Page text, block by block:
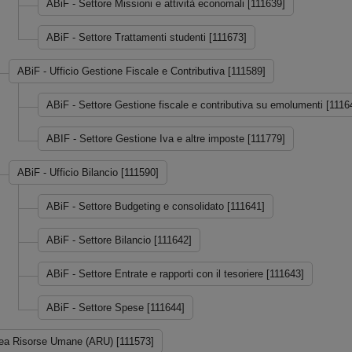
ABiF - Settore Missioni e attività economali [111639]
ABiF - Settore Trattamenti studenti [111673]
ABiF - Ufficio Gestione Fiscale e Contributiva [111589]
ABiF - Settore Gestione fiscale e contributiva su emolumenti
ABIF - Settore Gestione Iva e altre imposte [111779]
ABiF - Ufficio Bilancio [111590]
ABiF - Settore Budgeting e consolidato [111641]
ABiF - Settore Bilancio [111642]
ABiF - Settore Entrate e rapporti con il tesoriere [111643]
ABiF - Settore Spese [111644]
Risorse Umane (ARU) [111573]